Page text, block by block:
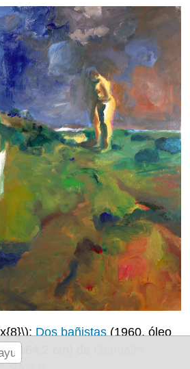
: Dos bañistas(1960, óleo
x 164.2 cm) de